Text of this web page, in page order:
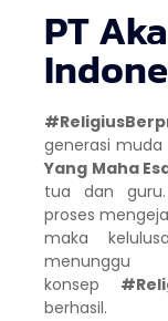
PT
generasi
Yang Maha
tua dan
proses
maka
konsep
berhasil.